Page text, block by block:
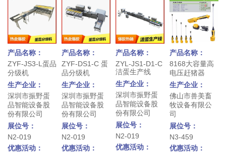
产品名称：
ZYF-JS3-L蛋品
分级机
生产企业：
深圳市振野蛋
品智能设备股
份有限公司
展位号：
N2-019
优惠活动：
产品名称：
ZYF-DS1-C 蛋
品分级机
生产企业：
深圳市振野蛋
品智能设备股
份有限公司
展位号：
N2-019
优惠活动：
产品名称：
ZYL-JS1-D1-C
洁蛋生产线
生产企业：
深圳市振野蛋
品智能设备股
份有限公司
展位号：
N2-019
优惠活动：
产品名称：
8168大容量高
电压赶猪器
生产企业：
佛山市兽美畜
牧设备有限公
司
展位号：
N3-459
优惠活动：